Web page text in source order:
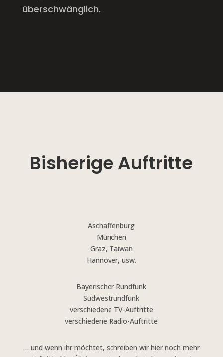
überschwänglich.
Bisherige Auftritte
Aschaffenburg
München
Graz, Taiwan
Hannover, usw.
Bayerischer Rundfunk
Südwestrundfunk
verschiedene TV-Auftritte
verschiedene Radio-Auftritte
… und wenn ihr möchtet, schreiben wir hier noch mehr